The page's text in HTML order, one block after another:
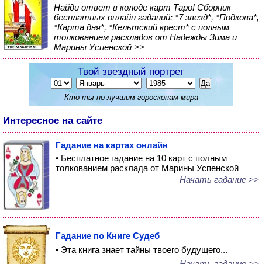
Найди ответ в колоде карт Таро! Сборник
бесплатных онлайн гаданий: *7 звезд*, *Подкова*,
*Карта дня*, *Кельтский крест* с полным
толкованием раскладов от Надежды Зима и
Марины Успенской >>
Твой звездный портрет
Кто ты по лучшим гороскопам мира
Интересное на сайте
Гадание на картах онлайн
• Бесплатное гадание на 10 карт с полным
толкованием расклада от Марины Успенской
Начать гадание >>
Гадание по Книге Судеб
• Эта книга знает тайны твоего будущего...